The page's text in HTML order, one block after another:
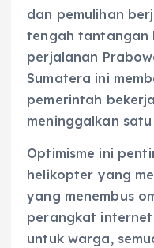
dan pemulihan
tengah tantangan
perjalanan
Sumatera ini
pemerintah
meninggalkan
Optimisme ini
helikopter yang
yang menembus
perangkat
untuk warga,